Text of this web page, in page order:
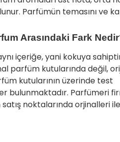
Parfümün temasını ve
Arasındaki Fark
içeriğe, yani kokuya
parfüm kutularında değil,
kutularının üzerinde test
Parfümeri
noktalarında orjinalleri